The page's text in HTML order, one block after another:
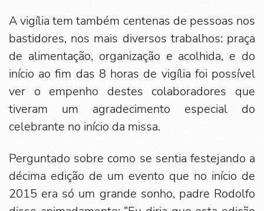
A vigília tem também centenas de pessoas nos
bastidores, nos mais diversos trabalhos: praça
de alimentação, organização e acolhida, e do
início ao fim das 8 horas de vigília foi possível
ver o empenho destes colaboradores que
tiveram um agradecimento especial do
celebrante no início da missa.
Perguntado sobre como se sentia festejando a
décima edição de um evento que no início de
2015 era só um grande sonho, padre Rodolfo